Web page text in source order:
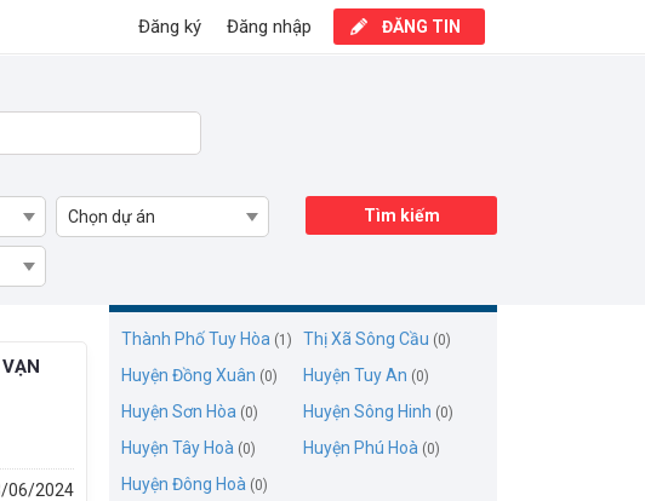
06/2024
Thành Phố Tuy Hòa (1) Thị Xã Sông Cầu (0)
Huyện Đồng Xuân (0) Huyện Tuy An (0)
Huyện Sơn Hòa (0) Huyện Sông Hinh (0)
Huyện Tây Hoà (0) Huyện Phú Hoà (0)
Huyện Đông Hoà (0)
Chọn dự án Tìm kiếm
ĐĂNG TIN
Đăng nhập
Đăng ký